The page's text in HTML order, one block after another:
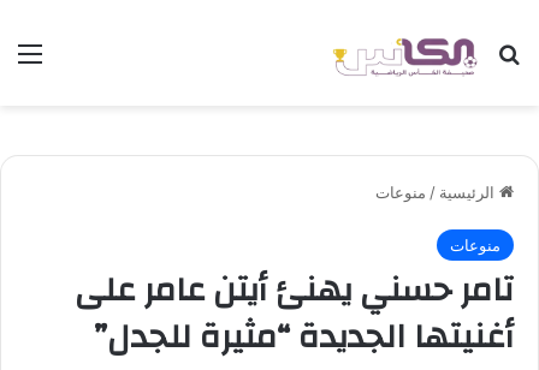
بحث عن
الرئيسية / منوعات
منوعات
تامر حسني يهنئ أيتن عامر على
أغنيتها الجديدة “مثيرة للجدل”